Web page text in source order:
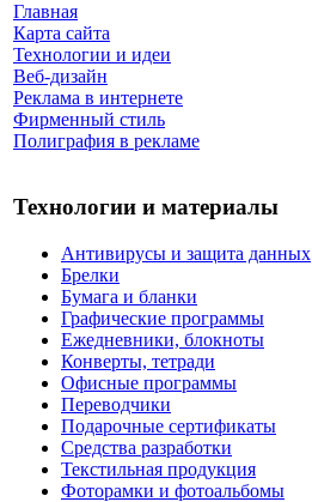
Главная
Карта сайта
Технологии и идеи
Веб-дизайн
Реклама в интернете
Фирменный стиль
Полиграфия в рекламе
Технологии и материалы
Антивирусы и защита данных
Брелки
Бумага и бланки
Графические программы
Ежедневники, блокноты
Конверты, тетради
Офисные программы
Переводчики
Подарочные сертификаты
Средства разработки
Текстильная продукция
Фоторамки и фотоальбомы